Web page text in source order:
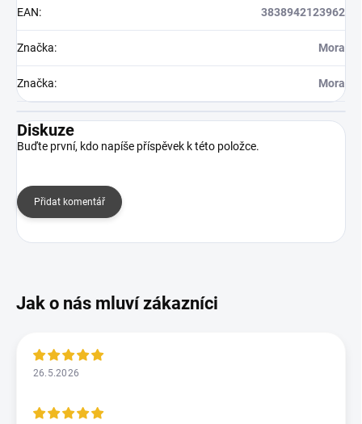
EAN: 3838942123962
Značka: Mora
Značka: Mora
Diskuze
Buďte první, kdo napíše příspěvek k této položce.
Přidat komentář
26.5.2026